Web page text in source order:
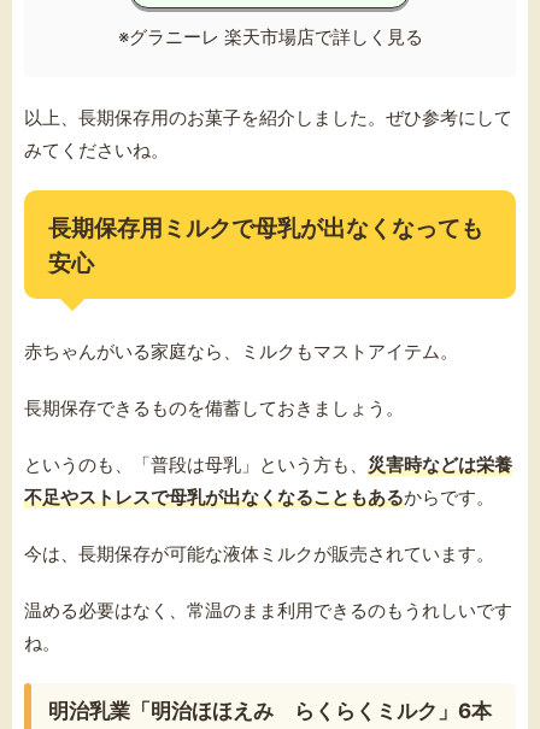
※グラニーレ 楽天市場店で詳しく見る
以上、長期保存用のお菓子を紹介しました。ぜひ参考にして
みてくださいね。
長期保存用ミルクで母乳が出なくなっても
安心
赤ちゃんがいる家庭なら、ミルクもマストアイテム。
長期保存できるものを備蓄しておきましょう。
というのも、「普段は母乳」という方も、 災害時などは栄養
不足やストレスで母乳が出なくなることもあるからです。
今は、長期保存が可能な液体ミルクが販売されています。
温める必要はなく、常温のまま利用できるのもうれしいです
ね。
明治乳業「明治ほほえみ らくらくミルク」6本